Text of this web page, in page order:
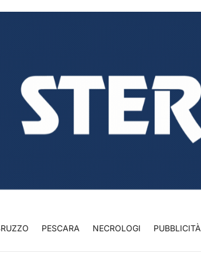
PESCARA NECROLOGI PUBBLICITÀ